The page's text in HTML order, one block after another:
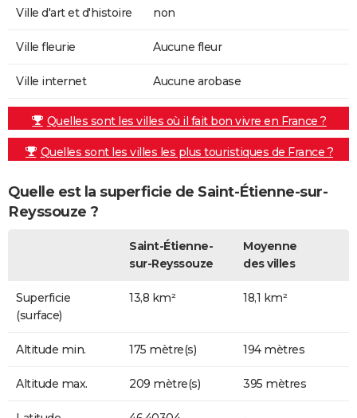
Ville d'art et d'histoire non
Ville fleurie Aucune fleur
Ville internet Aucune arobase
Quelles sont les villes où il fait bon vivre en France ?
Quelles sont les villes les plus touristiques de France ?
Quelle est la superficie de Saint-Étienne-sur-
Reyssouze ?
Saint-Étienne-
sur-Reyssouze
Moyenne
des villes
Superficie
(surface)
13,8 km² 18,1 km²
Altitude min. 175 mètre(s) 194 mètres
Altitude max. 209 mètre(s) 395 mètres